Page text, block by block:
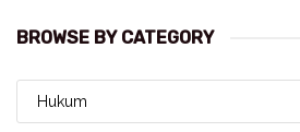
BROWSE BY CATEGORY